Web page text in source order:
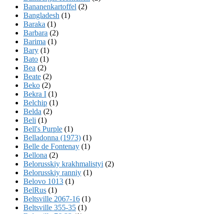
Bananenkartoffel (2)
Bangladesh (1)
Baraka (1)
Barbara (2)
Barima (1)
Bary (1)
Bato (1)
Bea (2)
Beate (2)
Beko (2)
Bekra I (1)
Belchip (1)
Belda (2)
Beli (1)
Bell's Purple (1)
Belladonna (1973) (1)
Belle de Fontenay (1)
Bellona (2)
Belorusskiy krakhmalistyi (2)
Belorusskiy ranniy (1)
Belovo 1013 (1)
BelRus (1)
Beltsville 2067-16 (1)
Beltsville 355-35 (1)